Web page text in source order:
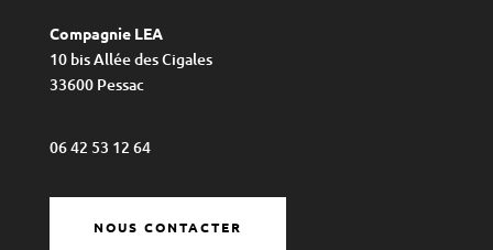
Compagnie LEA
10 bis Allée des Cigales
33600 Pessac
06 42 53 12 64
NOUS CONTACTER